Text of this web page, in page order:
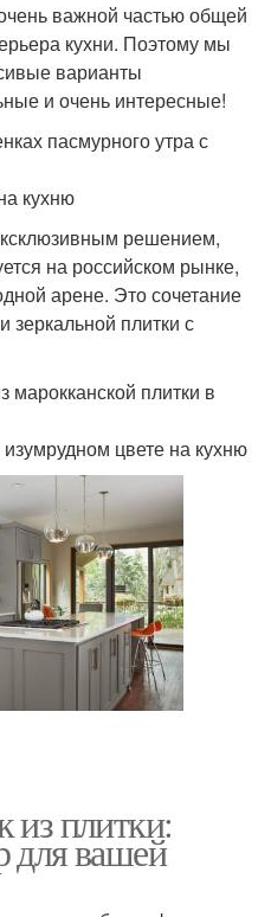
важной частью общей
кухни. Поэтому мы
варианты
и очень интересные!
пасмурного утра с
кухню
решением,
на российском рынке,
арене. Это сочетание
зеркальной плитки с
плитки в
цвете на кухню
из плитки:
для вашей